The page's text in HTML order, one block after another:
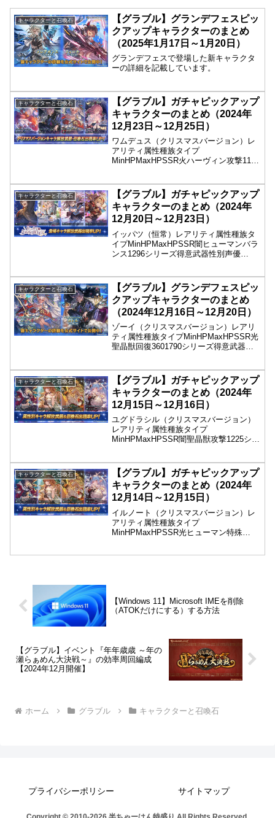
キャラクターと召喚石
【グラブル】グランデフェスピッ
クアップキャラクターのまとめ
（2025年1月17日～1月20日）
グランデフェスで登場した新キャラクタ
ーの詳細を記載しています。
キャラクターと召喚石
【グラブル】ガチャピックアップ
キャラクターのまとめ（2024年
12月23日～12月25日）
ワムデュス（クリスマスバージョン）レ
アリティ属性種族タイプ
MinHPMaxHPSSR火ハーヴィン攻撃1152
まりあ10080フレーバーテキスト聖夜の
贈り物とは、相手を想う...
キャラクターと召喚石
【グラブル】ガチャピックアップ
キャラクターのまとめ（2024年
12月20日～12月23日）
イッパツ（恒常）レアリティ属性種族タ
イプMinHPMaxHPSSR闇ヒューマンバラ
ンス1296シリーズ得意武器性別声優
数多の食材と共に空域を越え、ついに
敬...
キャラクターと召喚石
【グラブル】グランデフェスピッ
クアップキャラクターのまとめ
（2024年12月16日～12月20日）
ゾーイ（クリスマスバージョン）レアリ
ティ属性種族タイプMinHPMaxHPSSR光
聖晶獣回復3601790シリーズ得意武器性
入方法レジェンドガチャ「均...
キャラクターと召喚石
【グラブル】ガチャピックアップ
キャラクターのまとめ（2024年
12月15日～12月16日）
ユグドラシル（クリスマスバージョン）
レアリティ属性種族タイプ
MinHPMaxHPSSR闇聖晶獣攻撃1225シリ
キスト万象を見つめてきた静かなる生き
証人が、...
キャラクターと召喚石
【グラブル】ガチャピックアップ
キャラクターのまとめ（2024年
12月14日～12月15日）
イルノート（クリスマスバージョン）レ
アリティ属性種族タイプ
MinHPMaxHPSSR光ヒューマン特殊
【Windows 11】Microsoft IMEを削除
（ATOKだけにする）する方法
【グラブル】イベント『年年歳歳 ～年の
瀬らぁめん大決戦～』の効率周回編成
【2024年12月開催】
ホーム グラブル キャラクターと召喚石
プライバシーポリシー サイトマップ